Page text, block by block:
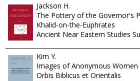
Jackson H.
The Pottery of the Governor's
Khalid-on-the-Euphrates
Ancient Near Eastern Studies
Kim Y.
Images of Anonymous Women
Orbis Biblicus et Orientalis